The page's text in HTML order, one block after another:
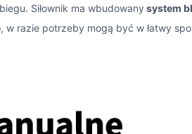
Siłownik ma wbudowany system
, w razie potrzeby mogą być w łatwy